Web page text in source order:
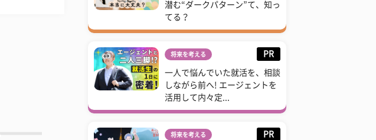
潜む“ダークパターン”て、知っ
てる？
将来を考える PR
一人で悩んでいた就活を、相談
しながら前へ! エージェントを
活用して内々定...
将来を考える PR